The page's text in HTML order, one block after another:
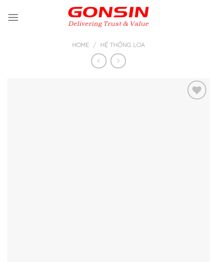
HOME / HỆ THỐNG LOA